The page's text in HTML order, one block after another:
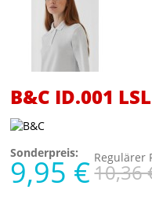
B&C ID.001
Sonderpreis:
9,95 € Regulärer
10,36